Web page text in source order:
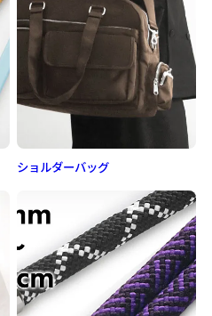
ショルダーバッグ